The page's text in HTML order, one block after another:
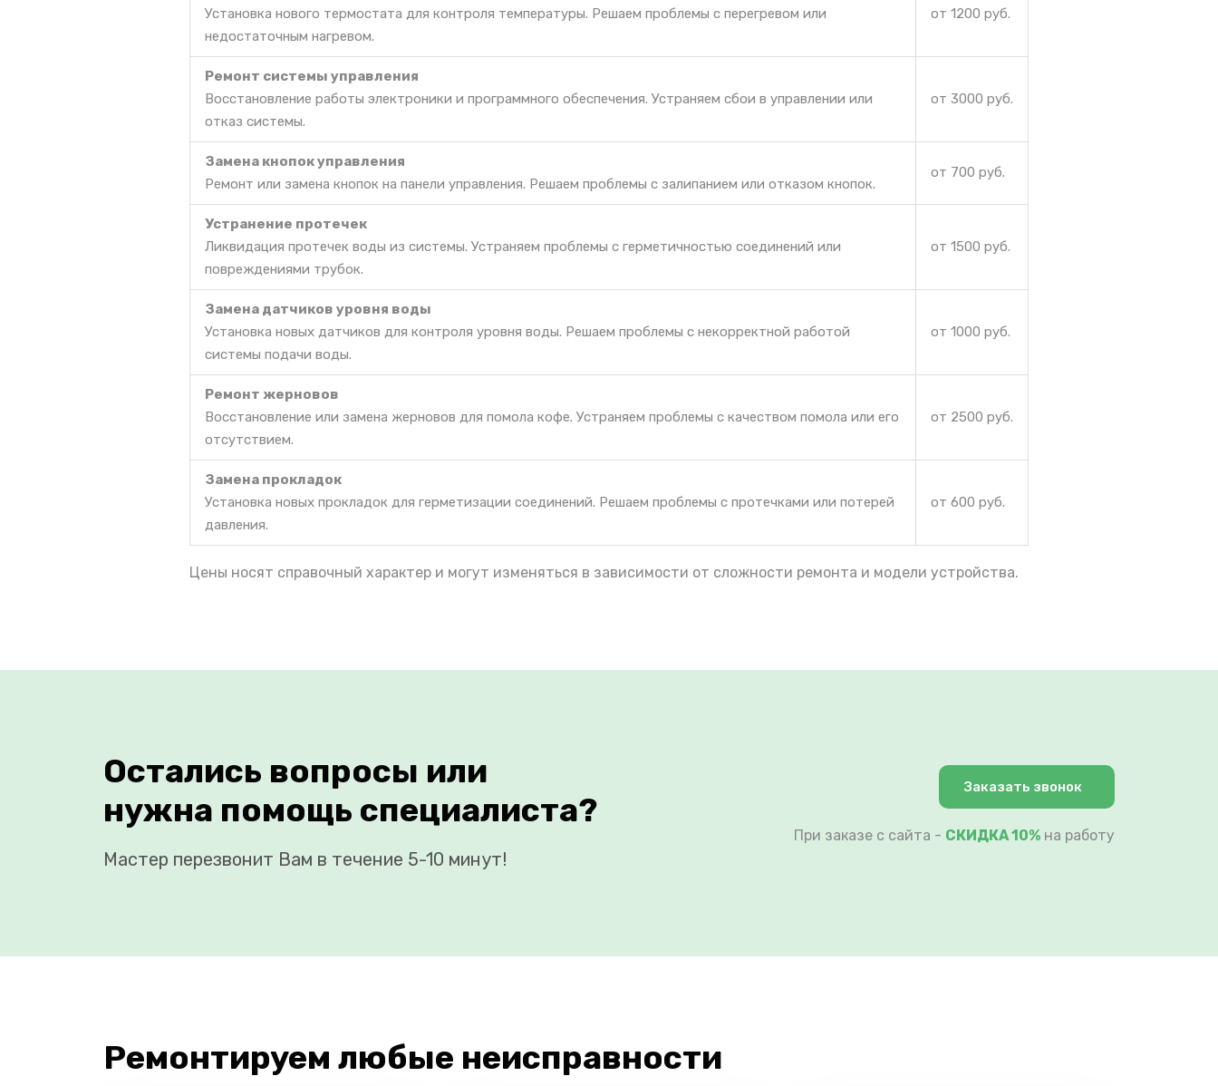
Установка нового термостата для контроля температуры. Решаем проблемы с перегревом или
недостаточным нагревом.
от 1200 руб.
Ремонт системы управления
Восстановление работы электроники и программного обеспечения. Устраняем сбои в управлении или
отказ системы.
от 3000 руб.
Замена кнопок управления
Ремонт или замена кнопок на панели управления. Решаем проблемы с залипанием или отказом кнопок.
от 700 руб.
Устранение протечек
Ликвидация протечек воды из системы. Устраняем проблемы с герметичностью соединений или
повреждениями трубок.
от 1500 руб.
Замена датчиков уровня воды
Установка новых датчиков для контроля уровня воды. Решаем проблемы с некорректной работой
системы подачи воды.
от 1000 руб.
Ремонт жерновов
Восстановление или замена жерновов для помола кофе. Устраняем проблемы с качеством помола или его
отсутствием.
от 2500 руб.
Замена прокладок
Установка новых прокладок для герметизации соединений. Решаем проблемы с протечками или потерей
давления.
от 600 руб.
Цены носят справочный характер и могут изменяться в зависимости от сложности ремонта и модели устройства.
Остались вопросы или
нужна помощь специалиста?
Мастер перезвонит Вам в течение 5-10 минут!
Заказать звонок
При заказе с сайта - СКИДКА 10% на работу
Ремонтируем любые неисправности